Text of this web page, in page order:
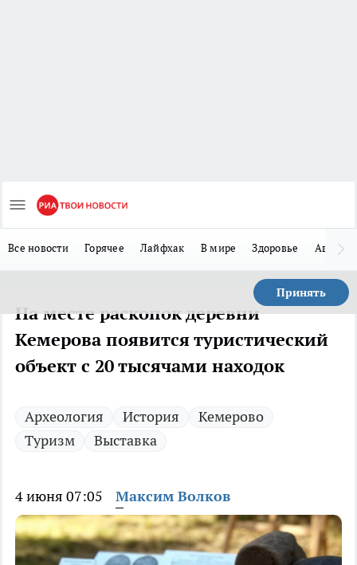
Все новости Горячее Лайфхак В мире Здоровье Авто
Принять
На месте раскопок деревни
Кемерова появится туристический
объект с 20 тысячами находок
Археология История
Кемерово
Туризм
Выставка
4 июня 07:05 Максим Волков